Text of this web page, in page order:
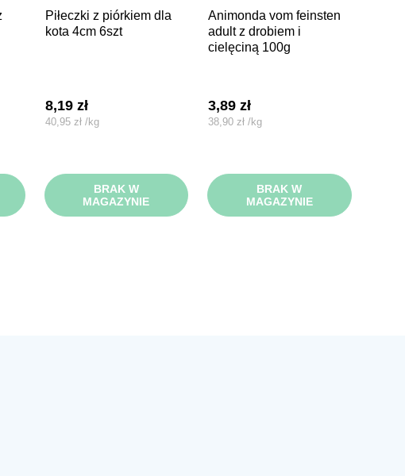
piłeczki z piórkiem dla
kota 4cm 6szt
8,19 zł
40,95 zł /kg
BRAK W
MAGAZYNIE
animonda vom feinsten
adult z drobiem i
cielęciną 100g
3,89zł
38,90 zł /kg
BRAK W
MAGAZYNIE